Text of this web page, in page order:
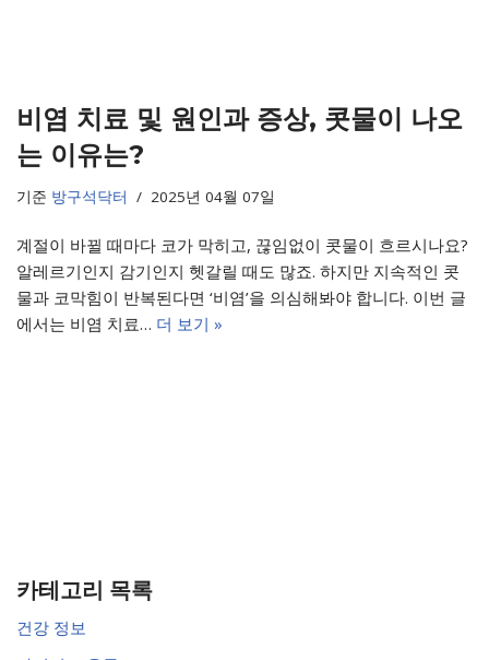
비염 치료 및 원인과 증상, 콧물이 나오
는 이유는?
기준 방구석닥터 2025년 04월 07일
계절이 바뀔 때마다 코가 막히고, 끊임없이 콧물이 흐르시나요?
알레르기인지 감기인지 헷갈릴 때도 많죠. 하지만 지속적인 콧
물과 코막힘이 반복된다면 ‘비염’을 의심해봐야 합니다. 이번 글
에서는 비염 치료… 더 보기 »
카테고리 목록
건강 정보